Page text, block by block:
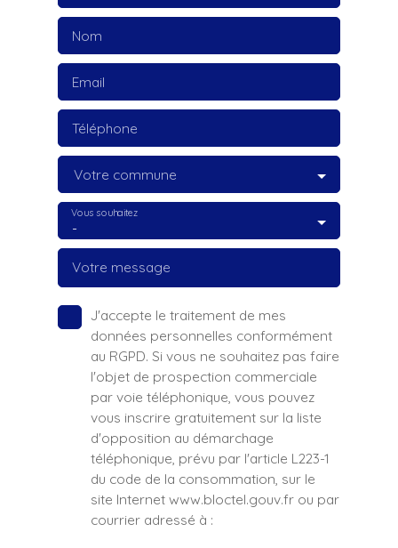
Nom
Email
Téléphone
Votre commune
-
Vous souhaitez
Votre message
J'accepte le traitement de mes
données personnelles conformément
au RGPD. Si vous ne souhaitez pas faire
l'objet de prospection commerciale
par voie téléphonique, vous pouvez
vous inscrire gratuitement sur la liste
d'opposition au démarchage
téléphonique, prévu par l'article L223-1
du code de la consommation, sur le
site Internet www.bloctel.gouv.fr ou par
courrier adressé à :